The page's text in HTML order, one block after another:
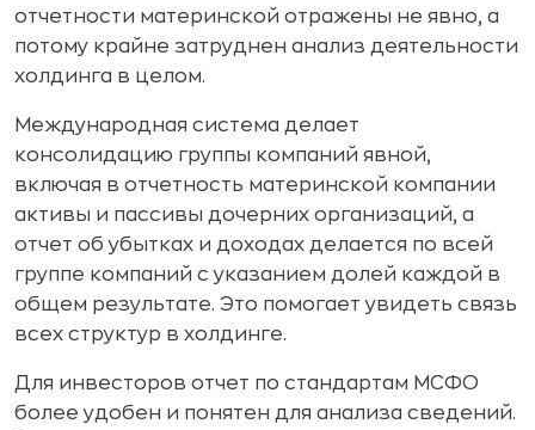
отчетности материнской отражены не явно, а
потому крайне затруднен анализ деятельности
холдинга в целом.
Международная система делает
консолидацию группы компаний явной,
включая в отчетность материнской компании
активы и пассивы дочерних организаций, а
отчет об убытках и доходах делается по всей
группе компаний с указанием долей каждой в
общем результате. Это помогает увидеть связь
всех структур в холдинге.
Для инвесторов отчет по стандартам МСФО
более удобен и понятен для анализа сведений.